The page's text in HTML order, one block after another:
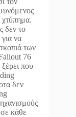
χτύπημα.
δεν το
να
των
76
που
δεν
κάθε